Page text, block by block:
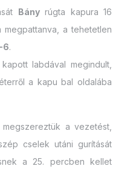
Bányrúgta kapura 16
a tehetetlen
6.
labdával megindult,
a kapu bal oldalába
a vezetést,
cselek utáni gurítását
a 25. percben kellet